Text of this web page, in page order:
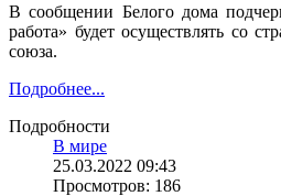
В сообщении Белого дома
работа» будет осуществлять со
союза.
Подробнее...
Подробности
В мире
25.03.2022 09:43
Просмотров: 186